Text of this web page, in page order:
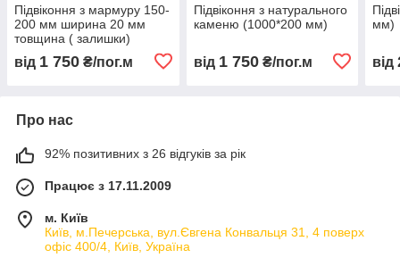
Підвіконня з мармуру 150-
200 мм ширина 20 мм
товщина ( залишки)
від 1 750 ₴/пог.м
Підвіконня з натурального
каменю (1000*200 мм)
від 1 750₴/пог.м
мм)
від
Про нас
92% позитивних з 26 відгуків за рік
Працює з 17.11.2009
м. Київ
Київ, м.Печерська, вул.Євгена Конвальця 31, 4 поверх
офіс 400/4, Київ, Україна